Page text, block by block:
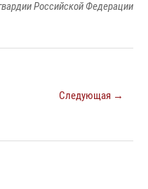
Российской Федерации
Следующая →